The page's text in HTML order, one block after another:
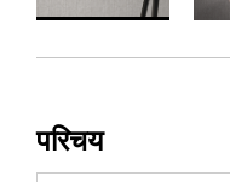
परिचय